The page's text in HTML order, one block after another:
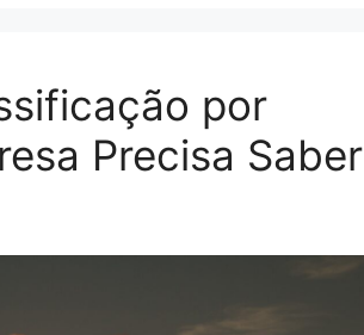
por
Precisa Saber